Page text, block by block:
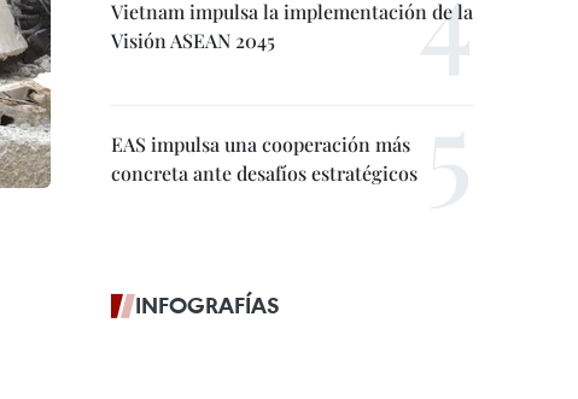
Vietnam impulsa la implementación de la
Visión ASEAN 2045
EAS impulsa una cooperación más
concreta ante desafíos estratégicos
INFOGRAFÍAS